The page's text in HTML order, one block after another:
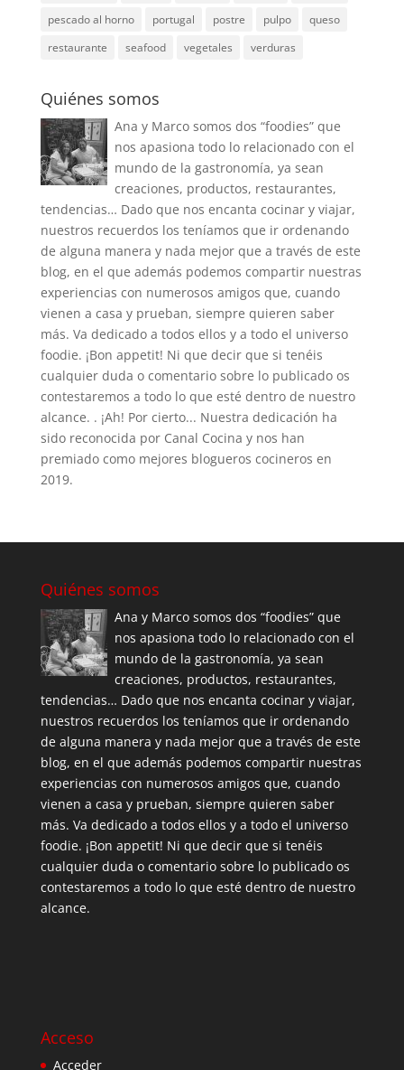
pescado al horno
portugal postre pulpo
queso
restaurante
seafood vegetales verduras
Quiénes somos
Ana y Marco somos dos “foodies” que
nos apasiona todo lo relacionado con el
mundo de la gastronomía, ya sean
creaciones, productos, restaurantes,
tendencias… Dado que nos encanta cocinar y viajar,
nuestros recuerdos los teníamos que ir ordenando
de alguna manera y nada mejor que a través de este
blog, en el que además podemos compartir nuestras
experiencias con numerosos amigos que, cuando
vienen a casa y prueban, siempre quieren saber
más. Va dedicado a todos ellos y a todo el universo
foodie. ¡Bon appetit! Ni que decir que si tenéis
cualquier duda o comentario sobre lo publicado os
contestaremos a todo lo que esté dentro de nuestro
alcance. . ¡Ah! Por cierto... Nuestra dedicación ha
sido reconocida por Canal Cocina y nos han
premiado como mejores blogueros cocineros en
2019.
Quiénes somos
Ana y Marco somos dos “foodies” que
nos apasiona todo lo relacionado con el
mundo de la gastronomía, ya sean
creaciones, productos, restaurantes,
tendencias… Dado que nos encanta cocinar y viajar,
nuestros recuerdos los teníamos que ir ordenando
de alguna manera y nada mejor que a través de este
blog, en el que además podemos compartir nuestras
experiencias con numerosos amigos que, cuando
vienen a casa y prueban, siempre quieren saber
más. Va dedicado a todos ellos y a todo el universo
foodie. ¡Bon appetit! Ni que decir que si tenéis
cualquier duda o comentario sobre lo publicado os
contestaremos a todo lo que esté dentro de nuestro
alcance.
Acceso
Acceder